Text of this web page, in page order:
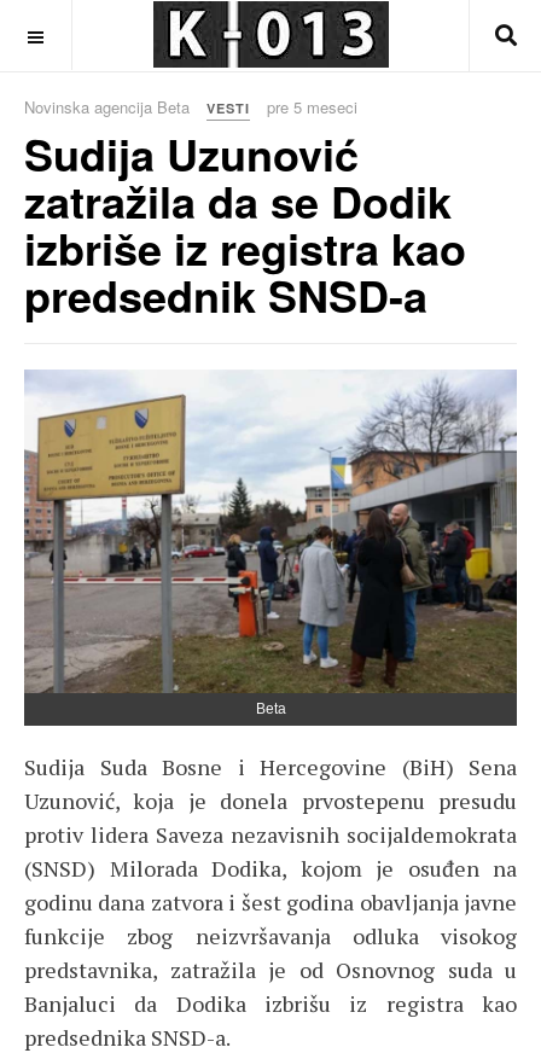
Novinska agencija Beta VESTI pre 5 meseci
Sudija Uzunović
zatražila da se Dodik
izbriše iz registra kao
predsednik SNSD-a
Beta
Sudija Suda Bosne i Hercegovine (BiH) Sena
Uzunović, koja je donela prvostepenu presudu
protiv lidera Saveza nezavisnih socijaldemokrata
(SNSD) Milorada Dodika, kojom je osuđen na
godinu dana zatvora i šest godina obavljanja javne
funkcije zbog neizvršavanja odluka visokog
predstavnika, zatražila je od Osnovnog suda u
Banjaluci da Dodika izbrišu iz registra kao
predsednika SNSD-a.